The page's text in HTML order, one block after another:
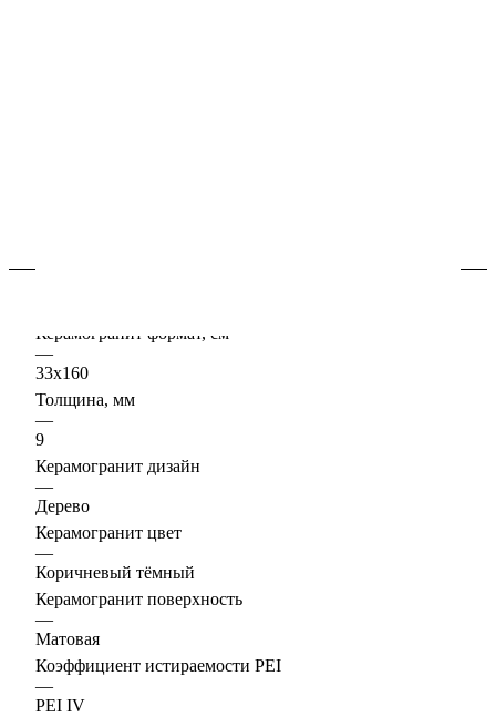
Керамогранит формат, см
—
33х160
Толщина, мм
—
9
Керамогранит дизайн
—
Дерево
Керамогранит цвет
—
Коричневый тёмный
Керамогранит поверхность
—
Матовая
Коэффициент истираемости PEI
—
PEI IV